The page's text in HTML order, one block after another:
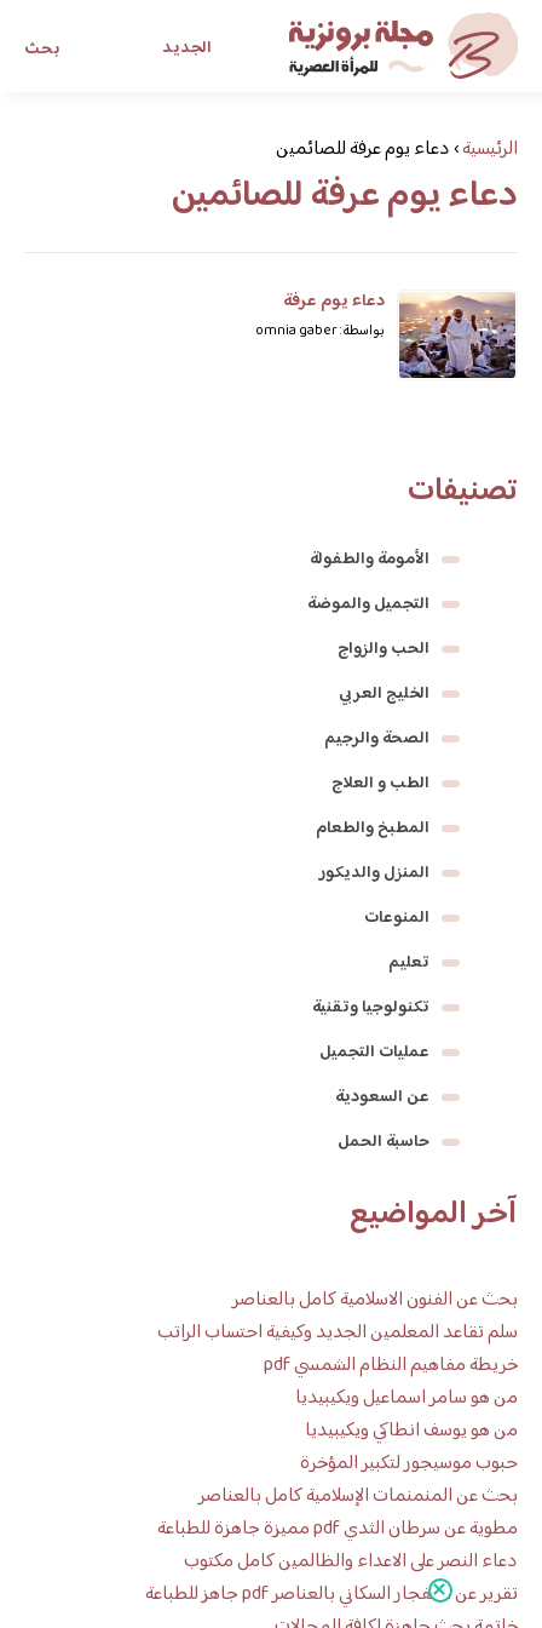
بحث الجديد
مجلة برونزية للفتاة العصرية
ابحث عن أي موضوع يهمك
الرئيسية›دعاء يوم عرفة للصائمين
دعاء يوم عرفة للصائمين
دعاء يوم عرفة
بواسطة: omnia gaber
تصنيفات
الأمومة والطفولة
التجميل والموضة
الحب والزواج
الخليج العربي
الصحة والرجيم
الطب و العلاج
المطبخ والطعام
المنزل والديكور
المنوعات
تعليم
تكنولوجيا وتقنية
عمليات التجميل
عن السعودية
حاسبة الحمل
آخر المواضيع
بحث عن الفنون الاسلامية كامل بالعناصر
سلم تقاعد المعلمين الجديد وكيفية احتساب الراتب
خريطة مفاهيم النظام الشمسي pdf
من هو سامر اسماعيل ويكيبيديا
من هو يوسف انطاكي ويكيبيديا
حبوب موسيجور لتكبير المؤخرة
بحث عن المنمنمات الإسلامية كامل بالعناصر
مطوية عن سرطان الثدي pdf مميزة جاهزة للطباعة
دعاء النصر على الاعداء والظالمين كامل مكتوب
تقرير عن الانفجار السكاني بالعناصر pdf جاهز للطباعة